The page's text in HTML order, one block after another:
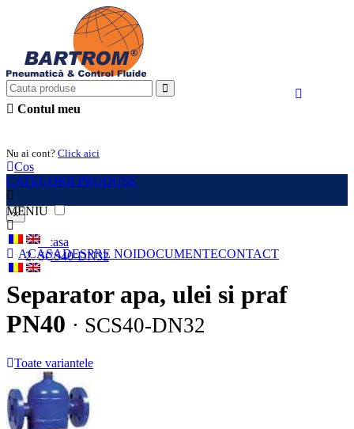
Contul meu
Nu ai cont? Click aici
Cos
CATEGORII PRODUSE
MENIU
ACASADESPRE NOIDOCUMENTECONTACT
×
Acasa
SCS40-DN32
Separator apa, ulei si praf
PN40 · SCS40-DN32
Toate variantele